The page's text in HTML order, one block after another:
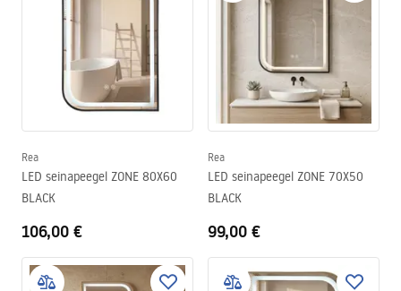
Rea
LED seinapeegel ZONE 80X60
BLACK
106,00 €
Rea
LED seinapeegel ZONE 70X50
BLACK
99,00 €